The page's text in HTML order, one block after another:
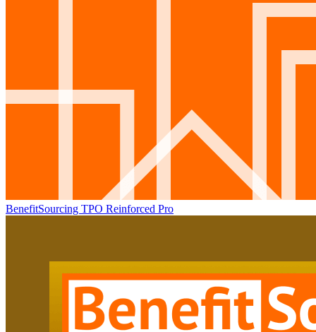
BenefitSourcing TPO Reinforced Pro